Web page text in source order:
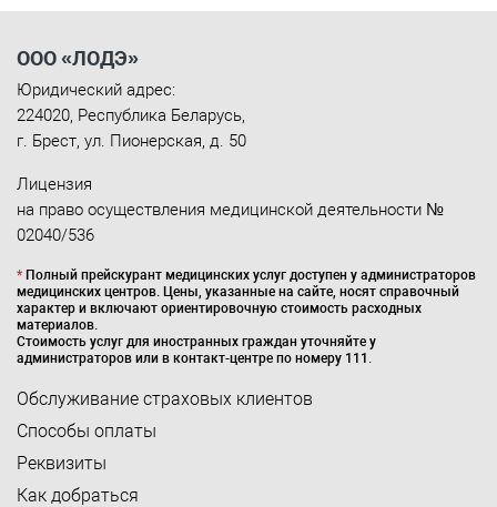
ООО «ЛОДЭ»
Юридический адрес:
224020, Республика Беларусь,
г. Брест, ул. Пионерская, д. 50
Лицензия
на право осуществления медицинской деятельности №
02040/536
* Полный прейскурант медицинских услуг доступен у администраторов
медицинских центров. Цены, указанные на сайте, носят справочный
характер и включают ориентировочную стоимость расходных
материалов.
Стоимость услуг для иностранных граждан уточняйте у
администраторов или в контакт-центре по номеру 111.
Обслуживание страховых клиентов
Способы оплаты
Реквизиты
Как добраться